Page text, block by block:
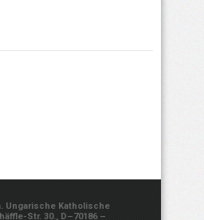
Ungarische Katholische
Str. 30., D–70186 –